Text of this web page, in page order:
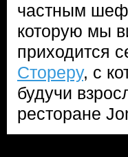
частным
которую мы
приходится
Стореру, с
будучи
ресторане